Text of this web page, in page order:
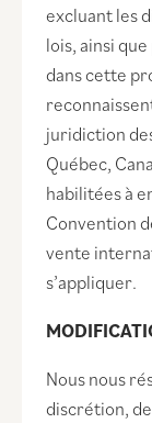
excluant les
lois, ainsi
dans cette
juridiction
Québec,
habilitées à
Convention
vente
s’appliquer.
Nous nous
discrétion,